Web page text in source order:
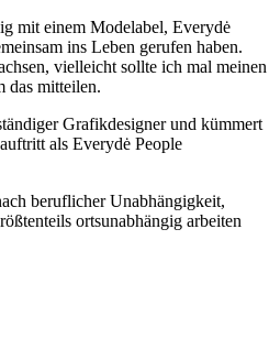
mit einem Modelabel, Everydė
ins Leben gerufen haben.
vielleicht sollte ich mal meinen
das mitteilen.
Grafikdesigner und kümmert
als Everydė People
beruflicher Unabhängigkeit,
ortsunabhängig arbeiten